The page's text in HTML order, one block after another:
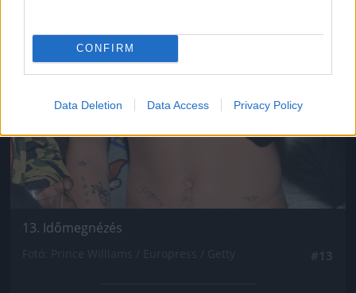
CONFIRM
Data Deletion Data Access Privacy Policy
13. Időmegnézés